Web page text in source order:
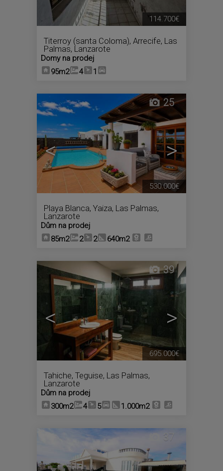
Titerroy (santa Coloma), Arrecife, Las
Palmas, Lanzarote
Domy na prodej
95m2
4 1
114.700€
< >
25
Playa Blanca, Yaiza, Las Palmas,
Lanzarote
Dům na prodej
85m2
2 2 640m2
530.000€
< >
39
Tahiche, Teguise, Las Palmas,
Lanzarote
Dům na prodej
300m2
4 5 1.000m2
695.000€
37